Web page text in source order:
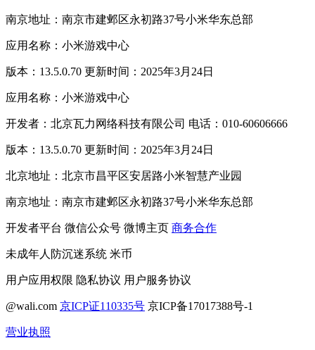
南京地址：南京市建邺区永初路37号小米华东总部
应用名称：小米游戏中心
版本：13.5.0.70 更新时间：2025年3月24日
应用名称：小米游戏中心
开发者：北京瓦力网络科技有限公司 电话：010-60606666
版本：13.5.0.70 更新时间：2025年3月24日
北京地址：北京市昌平区安居路小米智慧产业园
南京地址：南京市建邺区永初路37号小米华东总部
开发者平台 微信公众号 微博主页 商务合作
未成年人防沉迷系统 米币
用户应用权限 隐私协议 用户服务协议
@wali.com 京ICP证110335号 京ICP备17017388号-1
营业执照